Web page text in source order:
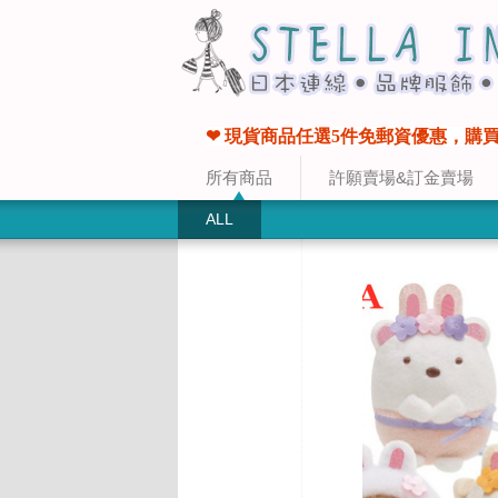
所有商品 許願賣場&訂金賣場
❤ 現貨商品任選5件免郵資優惠，購
ALL